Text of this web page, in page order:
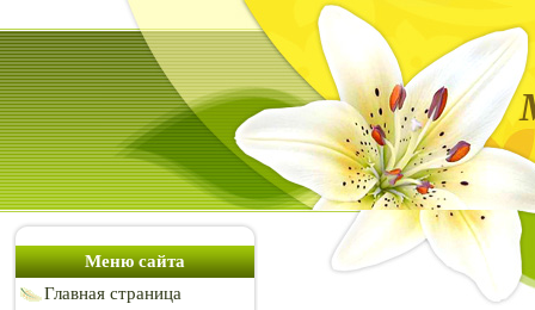
Меню сайта
Главная страница